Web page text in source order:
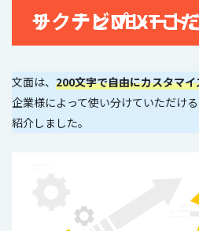
リクナビNEXTこだわりアプローチ テン
文面は、 200文字で自由にカスタマイ
企業様によって使い分けていただける
紹介しました。